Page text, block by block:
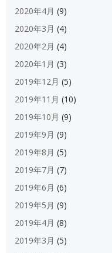
2020年4月 (9)
2020年3月 (4)
2020年2月 (4)
2020年1月 (3)
2019年12月 (5)
2019年11月 (10)
2019年10月 (9)
2019年9月 (9)
2019年8月 (5)
2019年7月 (7)
2019年6月 (6)
2019年5月 (9)
2019年4月 (8)
2019年3月 (5)